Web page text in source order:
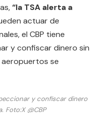
“la TSA alerta a
actuar de
el CBP tiene
y confiscar dinero sin
aeropuertos se
y confiscar dinero
Foto:X @CBP